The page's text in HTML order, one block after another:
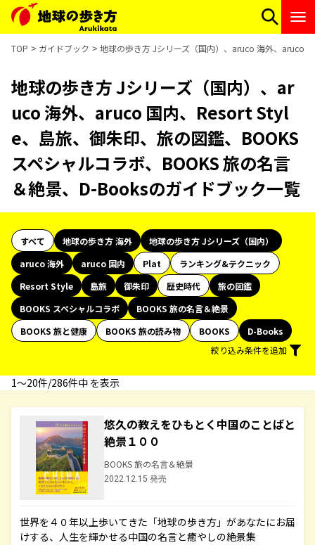
TOP ガイドブック 地球の歩き方 Jシリーズ（国内）、aruco 海外、aruco
地球の歩き方 Jシリーズ（国内）、ar
uco 海外、aruco 国内、Resort Styl
e、島旅、御朱印、旅の図鑑、BOOKS
スペシャルコラボ、BOOKS 旅の名言
＆絶景、D-Booksのガイドブック一覧
すべて 地球の歩き方 海外
地球の歩き方 Jシリーズ（国内）
aruco 海外
aruco 国内 Plat
ランキング&テクニック
Resort Style
島旅 御朱印 歴史時代
旅の図鑑
BOOKS スペシャルコラボ
BOOKS 旅の名言＆絶景
BOOKS 旅と健康
BOOKS 旅の読み物 BOOKS
D-Books
絞り込み条件を追加
1〜20件/286件中 を表示
悠久の教えをひもとく中国のことばと
絶景１００
BOOKS 旅の名言＆絶景
2022.12.15 発売
世界を４０年以上歩いてきた「地球の歩き方」があなたにお届
けする、人生を輝かせる中国の名言と癒やしの絶景集